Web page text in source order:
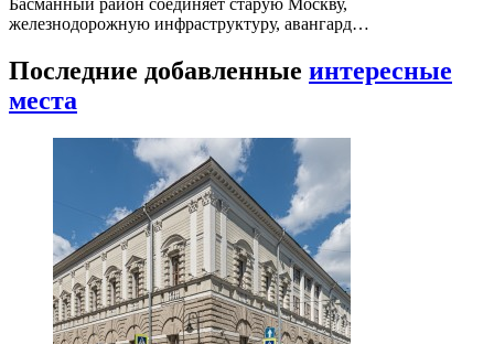
Басманный район соединяет старую Москву,
железнодорожную инфраструктуру, авангард…
Последние добавленные интересные
места